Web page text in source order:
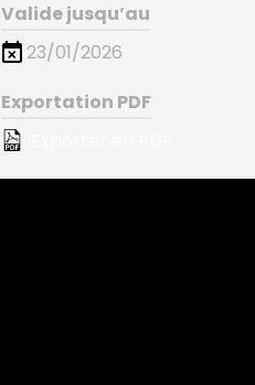
Valide jusqu’au
23/01/2026
Exportation PDF